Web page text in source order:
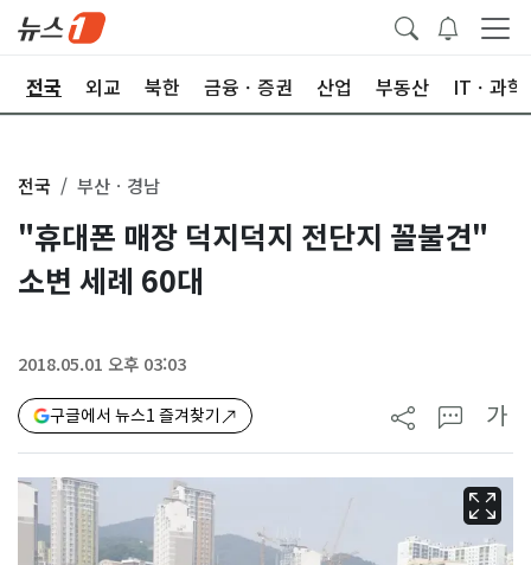
전국 외교 북한 금융ㆍ증권 산업 부동산 ITㆍ과학
전국 부산ㆍ경남
"휴대폰 매장 덕지덕지 전단지 꼴불견"
소변 세례 60대
2018.05.01 오후 03:03
구글에서 뉴스1 즐겨찾기 가